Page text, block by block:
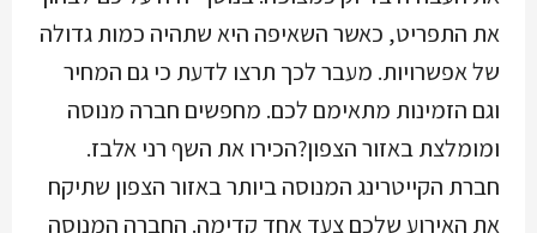
את התפריט, כאשר השאיפה היא שתהיה כמות גדולה
של אפשרויות. מעבר לכך תרצו לדעת כי גם המחיר
וגם הזמינות מתאימם לכם. מחפשים חברה מנוסה
ומומלצת באזור הצפון?הכירו את השף רני אלבז.
חברת הקייטרינג המנוסה ביותר באזור הצפון שתיקח
את האירוע שלכם צעד אחד קדימה. החברה המנוסה